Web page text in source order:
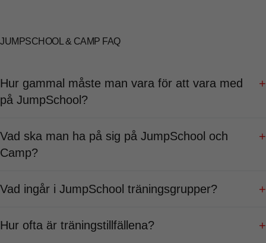
JUMPSCHOOL & CAMP FAQ
Hur gammal måste man vara för att vara med
på JumpSchool?
+
Vad ska man ha på sig på JumpSchool och
Camp?
+
Vad ingår i JumpSchool träningsgrupper? +
Hur ofta är träningstillfällena? +